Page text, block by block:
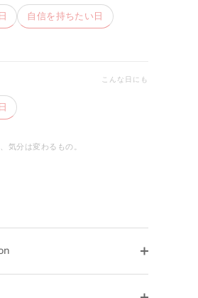
自信を持ちたい日
こんな日にも
気分は変わるもの。